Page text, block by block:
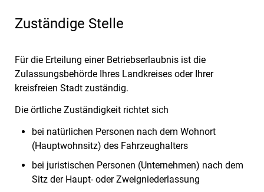
Zuständige Stelle
Für die Erteilung einer Betriebserlaubnis ist die
Zulassungsbehörde Ihres Landkreises oder Ihrer
kreisfreien Stadt zuständig.
Die örtliche Zuständigkeit richtet sich
bei natürlichen Personen nach dem Wohnort
(Hauptwohnsitz) des Fahrzeughalters
bei juristischen Personen (Unternehmen) nach dem
Sitz der Haupt- oder Zweigniederlassung